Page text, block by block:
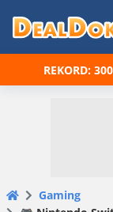
REKORD:
Gaming